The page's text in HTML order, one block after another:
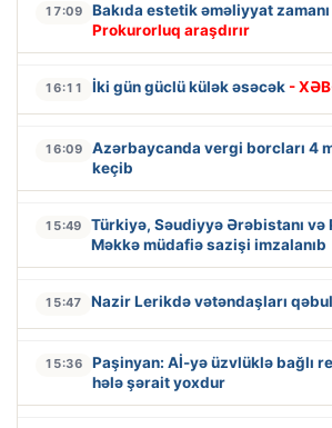
17:09 Bakıda estetik əməliyyat
Prokurorluq araşdırır
16:11 İki gün güclü külək əsəcək -
16:09
Azərbaycanda vergi borcları 4
keçib
15:49
Türkiyə, Səudiyyə Ərəbistanı və
Məkkə müdafiə sazişi imzalanıb
15:47 Nazir Lerikdə vətəndaşları
15:36
Paşinyan: Aİ-yə üzvlüklə bağlı
hələ şərait yoxdur